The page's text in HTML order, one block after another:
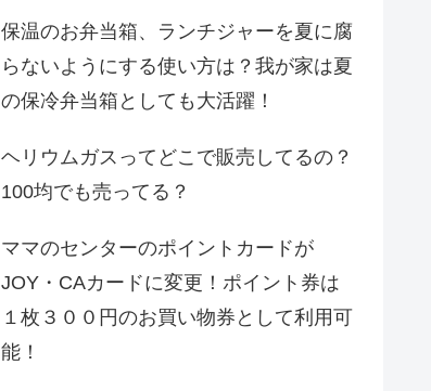
保温のお弁当箱、ランチジャーを夏に腐
らないようにする使い方は？我が家は夏
の保冷弁当箱としても大活躍！
ヘリウムガスってどこで販売してるの？
100均でも売ってる？
ママのセンターのポイントカードが
JOY・CAカードに変更！ポイント券は
１枚３００円のお買い物券として利用可
能！